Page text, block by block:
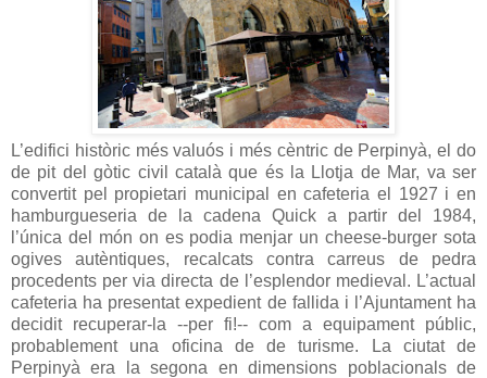
L’edifici històric més valuós i més cèntric de Perpinyà, el do
de pit del gòtic civil català que és la Llotja de Mar, va ser
convertit pel propietari municipal en cafeteria el 1927 i en
hamburgueseria de la cadena Quick a partir del 1984,
l’única del món on es podia menjar un cheese-burger sota
ogives autèntiques, recalcats contra carreus de pedra
procedents per via directa de l’esplendor medieval. L’actual
cafeteria ha presentat expedient de fallida i l’Ajuntament ha
decidit recuperar-la --per fi!-- com a equipament públic,
probablement una oficina de de turisme. La ciutat de
Perpinyà era la segona en dimensions poblacionals de